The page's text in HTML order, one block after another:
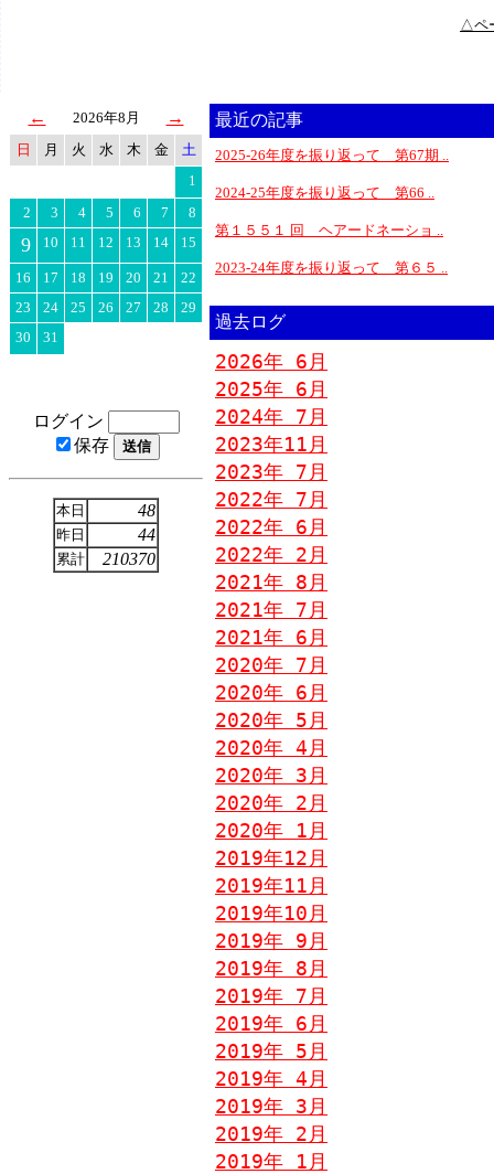
△ペ
← 2026年8月 →
日 月 火 水 木 金
土
1
2
3 4 5 6 7 8
9 10 11 12 13 14 15
16 17 18 19 20 21
22
23
24 25 26 27 28
29
30
31
ログイン
保存
本日 48
昨日 44
累計 210370
最近の記事
2025-26年度を振り返って 第67期 ..
2024-25年度を振り返って 第66 ..
第１５５１ 回 ヘアードネーショ ..
2023-24年度を振り返って 第６５ ..
過去ログ
2026年 6月
2025年 6月
2024年 7月
2023年11月
2023年 7月
2022年 7月
2022年 6月
2022年 2月
2021年 8月
2021年 7月
2021年 6月
2020年 7月
2020年 6月
2020年 5月
2020年 4月
2020年 3月
2020年 2月
2020年 1月
2019年12月
2019年11月
2019年10月
2019年 9月
2019年 8月
2019年 7月
2019年 6月
2019年 5月
2019年 4月
2019年 3月
2019年 2月
2019年 1月